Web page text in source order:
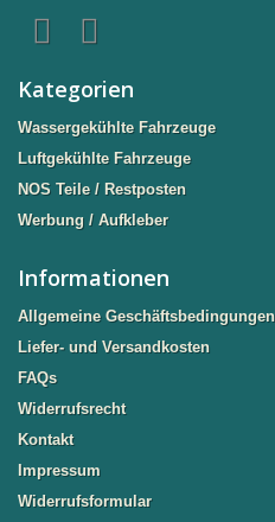
Kategorien
Wassergekühlte Fahrzeuge
Luftgekühlte Fahrzeuge
NOS Teile / Restposten
Werbung / Aufkleber
Informationen
Allgemeine Geschäftsbedingungen
Liefer- und Versandkosten
FAQs
Widerrufsrecht
Kontakt
Impressum
Widerrufsformular